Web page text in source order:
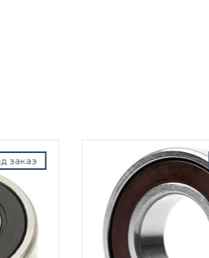
В наличии